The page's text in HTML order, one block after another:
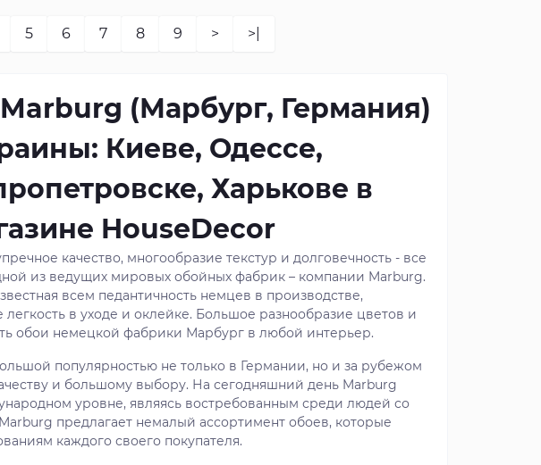
5 6 7 8 9 > >|
(Марбург, Германия)
Киеве, Одессе,
Харькове в
HouseDecor
качество, многообразие текстур и долговечность - все
из ведущих мировых обойных фабрик – компании Marburg.
всем педантичность немцев в производстве,
легкость в уходе и оклейке. Большое разнообразие цветов и
обои немецкой фабрики Марбург в любой интерьер.
популярностью не только в Германии, но и за рубежом
и большому выбору. На сегодняшний день Marburg
уровне, являясь востребованным среди людей со
предлагает немалый ассортимент обоев, которые
каждого своего покупателя.